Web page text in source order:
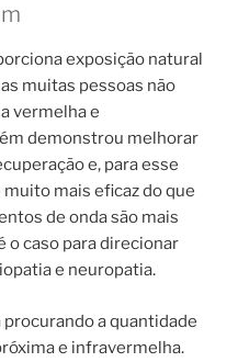
exposição natural
muitas pessoas não
vermelha e
demonstrou melhorar
e, para esse
mais eficaz do que
de onda são mais
o caso para direcionar
e neuropatia.
procurando a quantidade
e infravermelha.